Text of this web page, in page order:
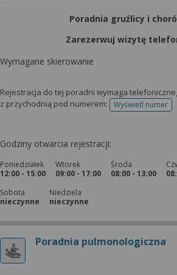
Poradnia gruźlicy i
Zarezerwuj wizytę
Wymagane skierowanie
Rejestracja do tej poradni wymaga
z przychodnią pod numerem:
Wyświetl numer
telefonu
Godziny otwarcia rejestracji:
Poniedziałek
12:00 - 15:00
Wtorek
09:00 - 17:00
Środa
08:00 - 13:00
Sobota
nieczynne
Niedziela
nieczynne
Poradnia pulmonologiczna